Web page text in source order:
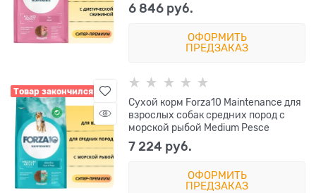
6 846 руб.
ОФОРМИТЬ
ПРЕДЗАКАЗ
Товар закончился
Сухой корм Forza10 Maintenance для
взрослых собак средних пород с
морской рыбой Medium Pesce
7 224 руб.
ОФОРМИТЬ
ПРЕДЗАКАЗ